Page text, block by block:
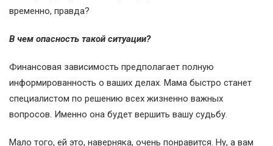
временно, правда?
В чем опасность такой ситуации?
Финансовая зависимость предполагает полную
информированность о ваших делах. Мама быстро станет
специалистом по решению всех жизненно важных
вопросов. Именно она будет вершить вашу судьбу.
Мало того, ей это, наверняка, очень понравится. Ну, а вам